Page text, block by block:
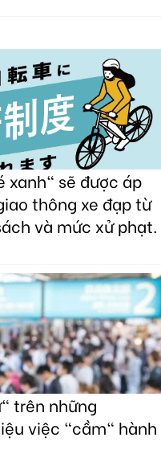
xanh" sẽ được áp
thông xe đạp từ
và mức xử phạt.
trên những
việc "cầm" hành